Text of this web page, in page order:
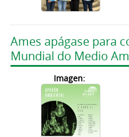
Ames apágase para
Mundial do Medio
Imagen: